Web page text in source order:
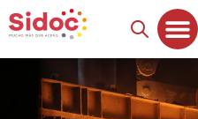
al
contenido